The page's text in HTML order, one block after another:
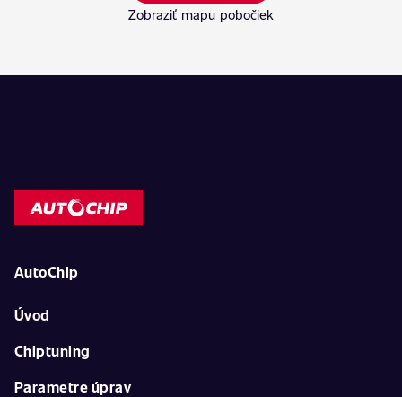
Zobraziť mapu pobočiek
AutoChip
Úvod
Chiptuning
Parametre úprav